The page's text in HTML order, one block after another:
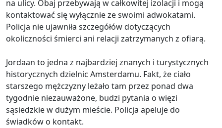
na ulicy. Obaj przebywają w całkowitej izolacji i mogą
kontaktować się wyłącznie ze swoimi adwokatami.
Policja nie ujawniła szczegółów dotyczących
okoliczności śmierci ani relacji zatrzymanych z ofiarą.
Jordaan to jedna z najbardziej znanych i turystycznych
historycznych dzielnic Amsterdamu. Fakt, że ciało
starszego mężczyzny leżało tam przez ponad dwa
tygodnie niezauważone, budzi pytania o więzi
sąsiedzkie w dużym mieście. Policja apeluje do
świadków o kontakt.